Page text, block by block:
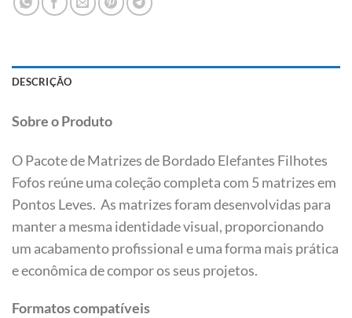
DESCRIÇÃO
Sobre o Produto
O Pacote de Matrizes de Bordado Elefantes Filhotes
Fofos reúne uma coleção completa com 5 matrizes em
Pontos Leves. As matrizes foram desenvolvidas para
manter a mesma identidade visual, proporcionando
um acabamento profissional e uma forma mais prática
e econômica de compor os seus projetos.
Formatos compatíveis